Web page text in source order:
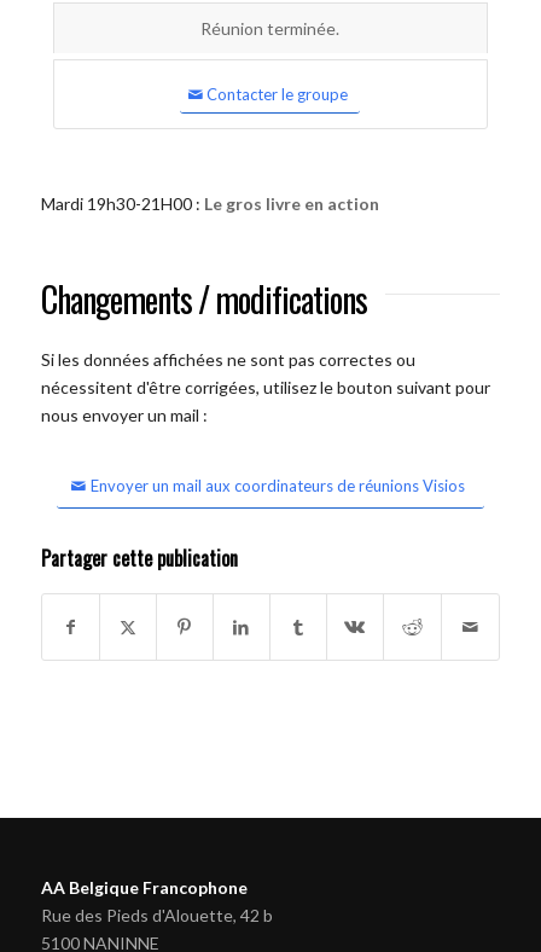
Réunion terminée.
Contacter le groupe
Mardi 19h30-21H00 : Le gros livre en action
Changements / modifications
Si les données affichées ne sont pas correctes ou
nécessitent d'être corrigées, utilisez le bouton suivant pour
nous envoyer un mail :
Envoyer un mail aux coordinateurs de réunions Visios
Partager cette publication
AA Belgique Francophone
Rue des Pieds d'Alouette, 42 b
5100 NANINNE